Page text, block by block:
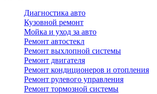
Диагностика авто
Кузовной ремонт
Мойка и уход за авто
Ремонт автостекл
Ремонт выхлопной системы
Ремонт двигателя
Ремонт кондиционеров и отопления
Ремонт рулевого управления
Ремонт тормозной системы